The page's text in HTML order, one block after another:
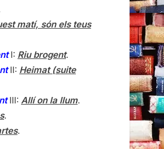
matí, són els teus
I: Riu brogent.
II: Heimat (suite
III: Allí on la llum.
.
.